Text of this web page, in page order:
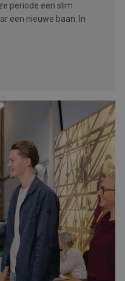
periode een slim
een nieuwe baan. In